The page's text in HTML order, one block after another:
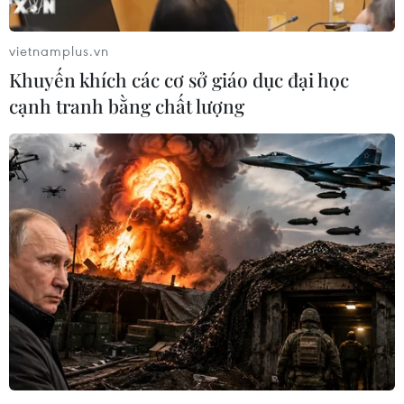
#Tình báo Israel #Dải Gaza #Hamas
#Con tin
Israel
Palestine
vietnamplus.vn
Khuyến khích các cơ sở giáo dục đại học
cạnh tranh bằng chất lượng